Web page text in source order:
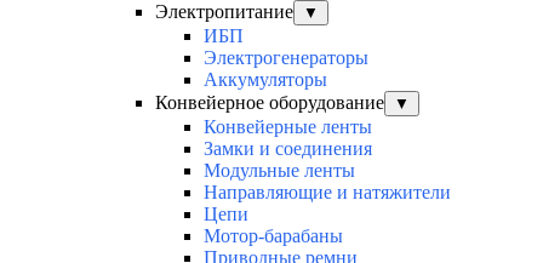
Электропитание
▼
ИБП
Электрогенераторы
Аккумуляторы
Конвейерное оборудование
▼
Конвейерные ленты
Замки и соединения
Модульные ленты
Направляющие и натяжители
Цепи
Мотор-барабаны
Приводные ремни